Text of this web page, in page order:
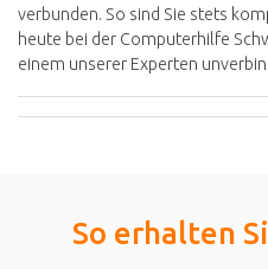
verbunden. So sind Sie stets
heute bei der Computerhilfe
einem unserer Experten
So erhalten